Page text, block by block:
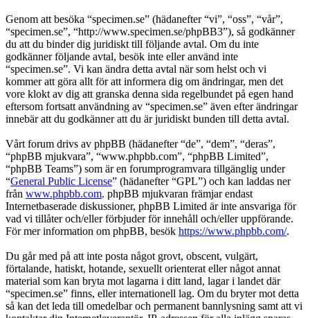
Genom att besöka “specimen.se” (hädanefter “vi”, “oss”, “vår”,
“specimen.se”, “http://www.specimen.se/phpBB3”), så godkänner
du att du binder dig juridiskt till följande avtal. Om du inte
godkänner följande avtal, besök inte eller använd inte
“specimen.se”. Vi kan ändra detta avtal när som helst och vi
kommer att göra allt för att informera dig om ändringar, men det
vore klokt av dig att granska denna sida regelbundet på egen hand
eftersom fortsatt användning av “specimen.se” även efter ändringar
innebär att du godkänner att du är juridiskt bunden till detta avtal.
Vårt forum drivs av phpBB (hädanefter “de”, “dem”, “deras”,
“phpBB mjukvara”, “www.phpbb.com”, “phpBB Limited”,
“phpBB Teams”) som är en forumprogramvara tillgänglig under
“General Public License” (hädanefter “GPL”) och kan laddas ner
från www.phpbb.com. phpBB mjukvaran främjar endast
Internetbaserade diskussioner, phpBB Limited är inte ansvariga för
vad vi tillåter och/eller förbjuder för innehåll och/eller uppförande.
För mer information om phpBB, besök https://www.phpbb.com/.
Du går med på att inte posta något grovt, obscent, vulgärt,
förtalande, hatiskt, hotande, sexuellt orienterat eller något annat
material som kan bryta mot lagarna i ditt land, lagar i landet där
“specimen.se” finns, eller internationell lag. Om du bryter mot detta
så kan det leda till omedelbar och permanent bannlysning samt att vi